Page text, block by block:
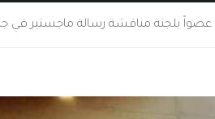
عضواً بلجنة مناقشة رسالة ماجستير في